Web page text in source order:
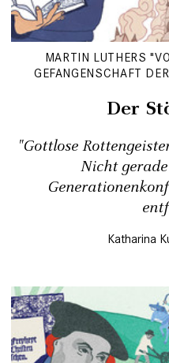
MARTIN LUTHERS
GEFANGENSCHAFT
Der
"Gottlose
Nicht
Katharina